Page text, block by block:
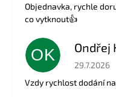
Objednavka, rychle
co vytknout👍
OK Ondřej
Hodnocení
29.7.2026
Vzdy rychlost dodání